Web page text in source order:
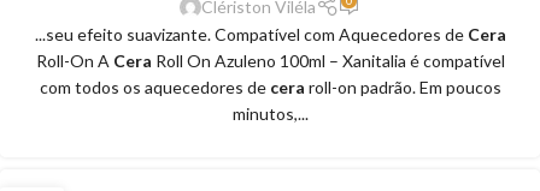
Clériston Viléla
...seu efeito suavizante. Compatível com Aquecedores de Cera
Roll-On A Cera Roll On Azuleno 100ml – Xanitalia é compatível
com todos os aquecedores de cera roll-on padrão. Em poucos
minutos,...